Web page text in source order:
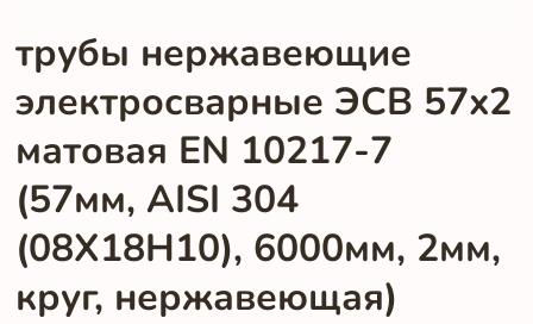
трубы нержавеющие
электросварные ЭСВ 57x2
матовая EN 10217-7
(57мм, AISI 304
(08Х18Н10), 6000мм, 2мм,
круг, нержавеющая)